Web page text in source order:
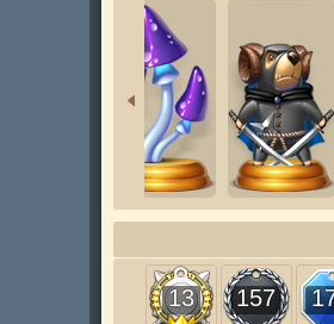
13 157